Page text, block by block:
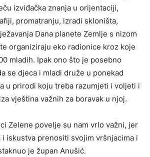
izviđačka znanja u orijentaciji,
promatranju, izradi skloništa,
Dana planete Zemlje s nizom
organiziraju eko radionice kroz koje
mladih. Ipak ono što je posebno
se djeca i mladi druže u ponekad
u prirodi koju treba razumjeti i voljeti i
vještina važnih za boravak u njoj.
Zelene povelje su nam vrlo važni, jer
i iskustva prenositi svojim vršnjacima i
je župan Anušić.